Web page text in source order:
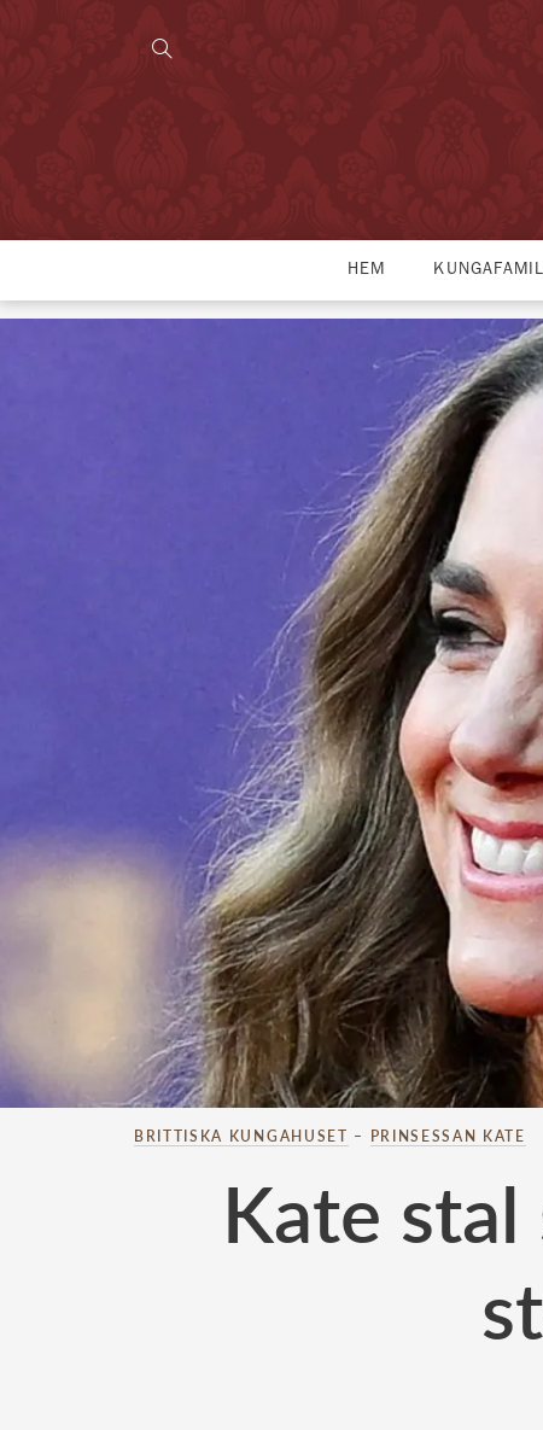
HEM
BRITTISKA KUNGAHUSET – PRINSESSAN KATE
Kate